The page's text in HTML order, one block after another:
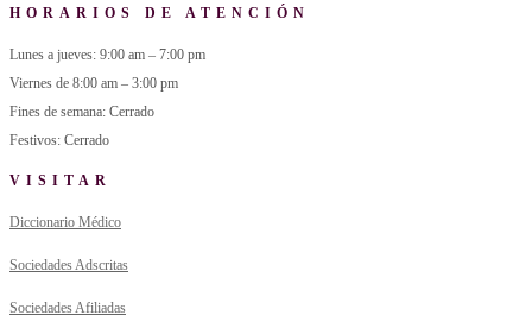
HORARIOS DE ATENCIÓN
Lunes a jueves: 9:00 am – 7:00 pm
Viernes de 8:00 am – 3:00 pm
Fines de semana: Cerrado
Festivos: Cerrado
VISITAR
Diccionario Médico
Sociedades Adscritas
Sociedades Afiliadas